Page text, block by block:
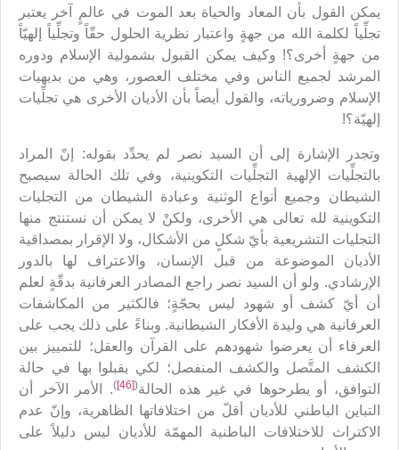
يمكن القول بأن المعاد والحياة بعد الموت في عالمٍ آخر يعتبر
تجلِّياً لكلمة الله من جهةٍ واعتبار نظرية الحلول حقّاً وتجلِّياً إلهيّاً
من جهةٍ أخرى؟! وكيف يمكن القبول بشمولية الإسلام ودوره
المرشد لجميع الناس وفي مختلف العصور، وهي من بديهيات
الإسلام وضرورياته، والقول أيضاً بأن الأديان الأخرى هي تجلِّيات
إلهيّة؟!
وتجدر الإشارة إلى أن السيد نصر لم يحدِّد بقوله: إنّ المراد
بالتجلِّيات الإلهية التجلِّيات التكوينية، وفي تلك الحالة سيصبح
الشيطان وجميع أنواع الوثنية وعبادة الشيطان من التجليات
التكوينية لله تعالى هي الأخرى، ولكنْ لا يمكن أن نستنتج منها
التجليات التشريعية بأيّ شكلٍ من الأشكال، ولا الإقرار بمصداقية
الأديان الموضوعة من قبل الإنسان، والاعتراف لها بالدور
الإرشادي. ولو أن السيد نصر راجع المصادر العرفانية بدقّةٍ لعلم
أن أيّ كشف أو شهود ليس بحجّةٍ؛ فالكثير من المكاشفات
العرفانية هي وليدة الأفكار الشيطانية. وبناءً على ذلك يجب على
العرفاء أن يعرضوا شهودهم على القرآن والعقل؛ للتمييز بين
الكشف المتَّصل والكشف المنفصل؛ لكي يقبلوا بها في حالة
التوافق، أو يطرحوها في غير هذه الحالة(
[46]
). الأمر الآخر أن
التباين الباطني للأديان أقلّ من اختلافاتها الظاهرية، وإنّ عدم
الاكتراث للاختلافات الباطنية المهمّة للأديان ليس دليلاً على